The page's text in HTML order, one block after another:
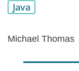
Java
Michael Thomas